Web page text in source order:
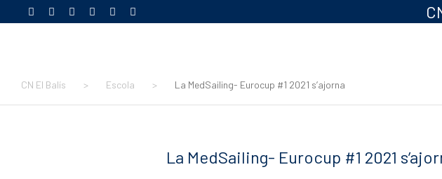
CN El Balís > Escola > La MedSailing- Eurocup #1 2021 s’ajorna
La MedSailing- Eurocup #1 2021